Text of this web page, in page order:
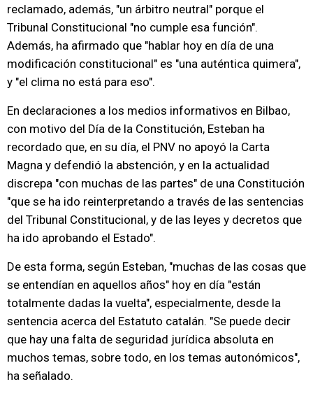
reclamado, además, "un árbitro neutral" porque el
Tribunal Constitucional "no cumple esa función".
Además, ha afirmado que "hablar hoy en día de una
modificación constitucional" es "una auténtica quimera",
y "el clima no está para eso".
En declaraciones a los medios informativos en Bilbao,
con motivo del Día de la Constitución, Esteban ha
recordado que, en su día, el PNV no apoyó la Carta
Magna y defendió la abstención, y en la actualidad
discrepa "con muchas de las partes" de una Constitución
"que se ha ido reinterpretando a través de las sentencias
del Tribunal Constitucional, y de las leyes y decretos que
ha ido aprobando el Estado".
De esta forma, según Esteban, "muchas de las cosas que
se entendían en aquellos años" hoy en día "están
totalmente dadas la vuelta", especialmente, desde la
sentencia acerca del Estatuto catalán. "Se puede decir
que hay una falta de seguridad jurídica absoluta en
muchos temas, sobre todo, en los temas autonómicos",
ha señalado.